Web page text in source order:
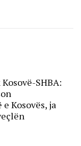
SHBA:
Kosovës, ja